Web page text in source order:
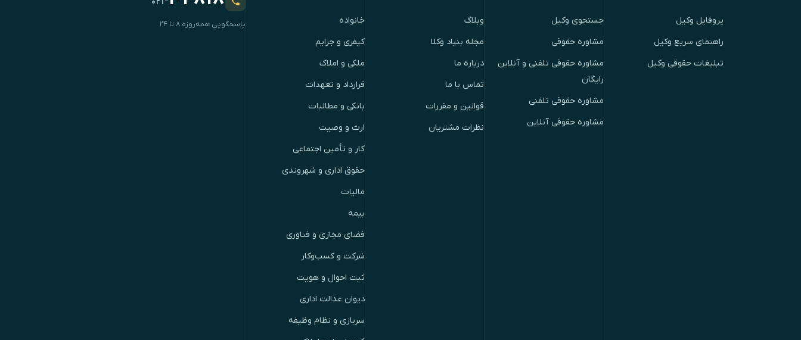
پروفایل وکیل
راهنمای سریع وکیل
تبلیغات حقوقی وکیل
جستجوی وکیل
مشاوره حقوقی
مشاوره حقوقی تلفنی و آنلاین
رایگان
مشاوره حقوقی تلفنی
مشاوره حقوقی آنلاین
وبلاگ
مجله بنیاد وکلا
درباره ما
تماس با ما
قوانین و مقررات
نظرات مشتریان
خانواده
کیفری و جرایم
ملکی و املاک
قرارداد و تعهدات
بانکی و مطالبات
ارث و وصیت
کار و تأمین اجتماعی
حقوق اداری و شهروندی
مالیات
بیمه
فضای مجازی و فناوری
شرکت و کسب‌وکار
ثبت احوال و هویت
دیوان عدالت اداری
سربازی و نظام وظیفه
پاسخگویی همه‌روزه ۸ تا ۲۴